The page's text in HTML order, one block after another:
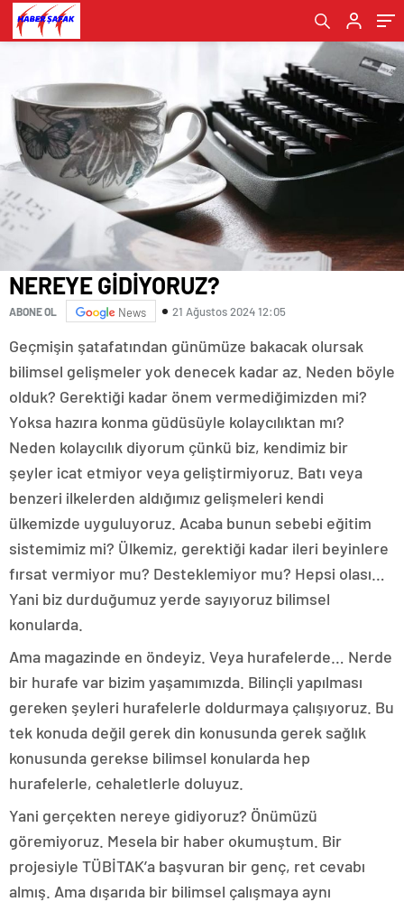
NEREYE GİDİYORUZ?
ABONE OL News 21 Ağustos 2024 12:05
Geçmişin şatafatından günümüze bakacak olursak
bilimsel gelişmeler yok denecek kadar az. Neden böyle
olduk? Gerektiği kadar önem vermediğimizden mi?
Yoksa hazıra konma güdüsüyle kolaycılıktan mı?
Neden kolaycılık diyorum çünkü biz, kendimiz bir
şeyler icat etmiyor veya geliştirmiyoruz. Batı veya
benzeri ilkelerden aldığımız gelişmeleri kendi
ülkemizde uyguluyoruz. Acaba bunun sebebi eğitim
sistemimiz mi? Ülkemiz, gerektiği kadar ileri beyinlere
fırsat vermiyor mu? Desteklemiyor mu? Hepsi olası…
Yani biz durduğumuz yerde sayıyoruz bilimsel
konularda.
Ama magazinde en öndeyiz. Veya hurafelerde… Nerde
bir hurafe var bizim yaşamımızda. Bilinçli yapılması
gereken şeyleri hurafelerle doldurmaya çalışıyoruz. Bu
tek konuda değil gerek din konusunda gerek sağlık
konusunda gerekse bilimsel konularda hep
hurafelerle, cehaletlerle doluyuz.
Yani gerçekten nereye gidiyoruz? Önümüzü
göremiyoruz. Mesela bir haber okumuştum. Bir
projesiyle TÜBİTAK’a başvuran bir genç, ret cevabı
almış. Ama dışarıda bir bilimsel çalışmaya aynı